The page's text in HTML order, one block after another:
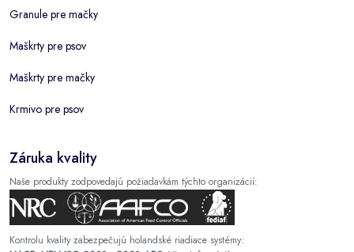
Granule pre mačky
Maškrty pre psov
Maškrty pre mačky
Krmivo pre psov
Záruka kvality
Naše produkty zodpovedajú požiadavkám týchto organizácií:
Kontrolu kvality zabezpečujú holandské riadiace systémy: